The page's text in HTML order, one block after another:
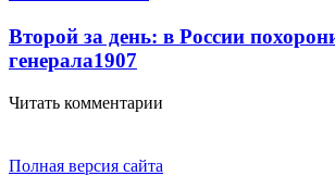
Второй за день: в России
генерала1907
Читать комментарии
Полная версия сайта